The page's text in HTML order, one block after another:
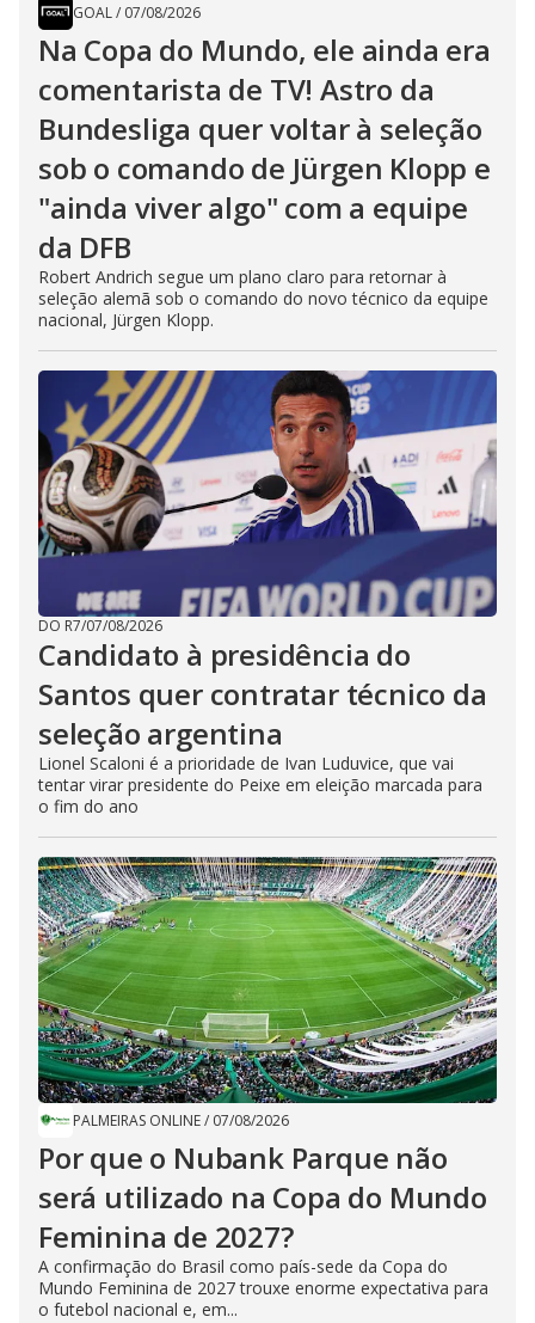
GOAL/ 07/08/2026
Na Copa do Mundo, ele ainda era
comentarista de TV! Astro da
Bundesliga quer voltar à seleção
sob o comando de Jürgen Klopp e
"ainda viver algo" com a equipe
da DFB
Robert Andrich segue um plano claro para retornar à
seleção alemã sob o comando do novo técnico da equipe
nacional, Jürgen Klopp.
DO R7/07/08/2026
Candidato à presidência do
Santos quer contratar técnico da
seleção argentina
Lionel Scaloni é a prioridade de Ivan Luduvice, que vai
tentar virar presidente do Peixe em eleição marcada para
o fim do ano
PALMEIRAS ONLINE/ 07/08/2026
Por que o Nubank Parque não
será utilizado na Copa do Mundo
Feminina de 2027?
A confirmação do Brasil como país-sede da Copa do
Mundo Feminina de 2027 trouxe enorme expectativa para
o futebol nacional e, em...